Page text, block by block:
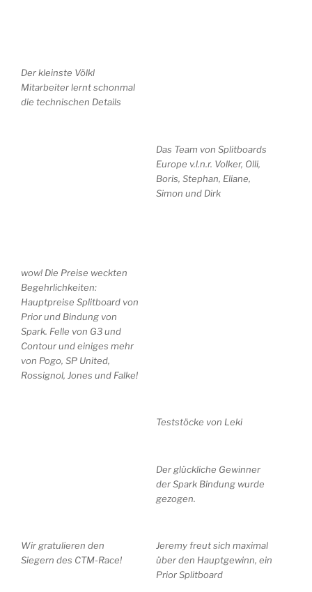
Der kleinste Völkl
Mitarbeiter lernt schonmal
die technischen Details
Das Team von Splitboards
Europe v.l.n.r. Volker, Olli,
Boris, Stephan, Eliane,
Simon und Dirk
wow! Die Preise weckten
Begehrlichkeiten:
Hauptpreise Splitboard von
Prior und Bindung von
Spark. Felle von G3 und
Contour und einiges mehr
von Pogo, SP United,
Rossignol, Jones und Falke!
Teststöcke von Leki
Der glückliche Gewinner
der Spark Bindung wurde
gezogen.
Wir gratulieren den
Siegern des CTM-Race!
Jeremy freut sich maximal
über den Hauptgewinn, ein
Prior Splitboard